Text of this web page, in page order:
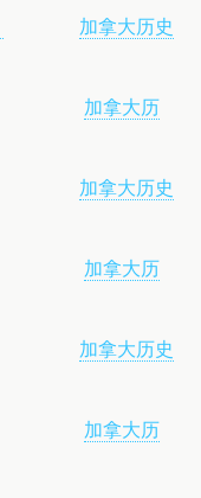
加拿大历史
加拿大历
加拿大历史
加拿大历
加拿大历史
加拿大历